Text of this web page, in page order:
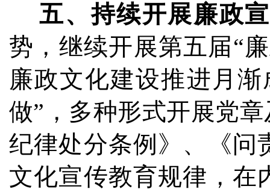
五、持续开展廉政
势，继续开展第五届“
廉政文化建设推进月
做”，多种形式开展党
纪律处分条例》、《问
文化宣传教育规律，在